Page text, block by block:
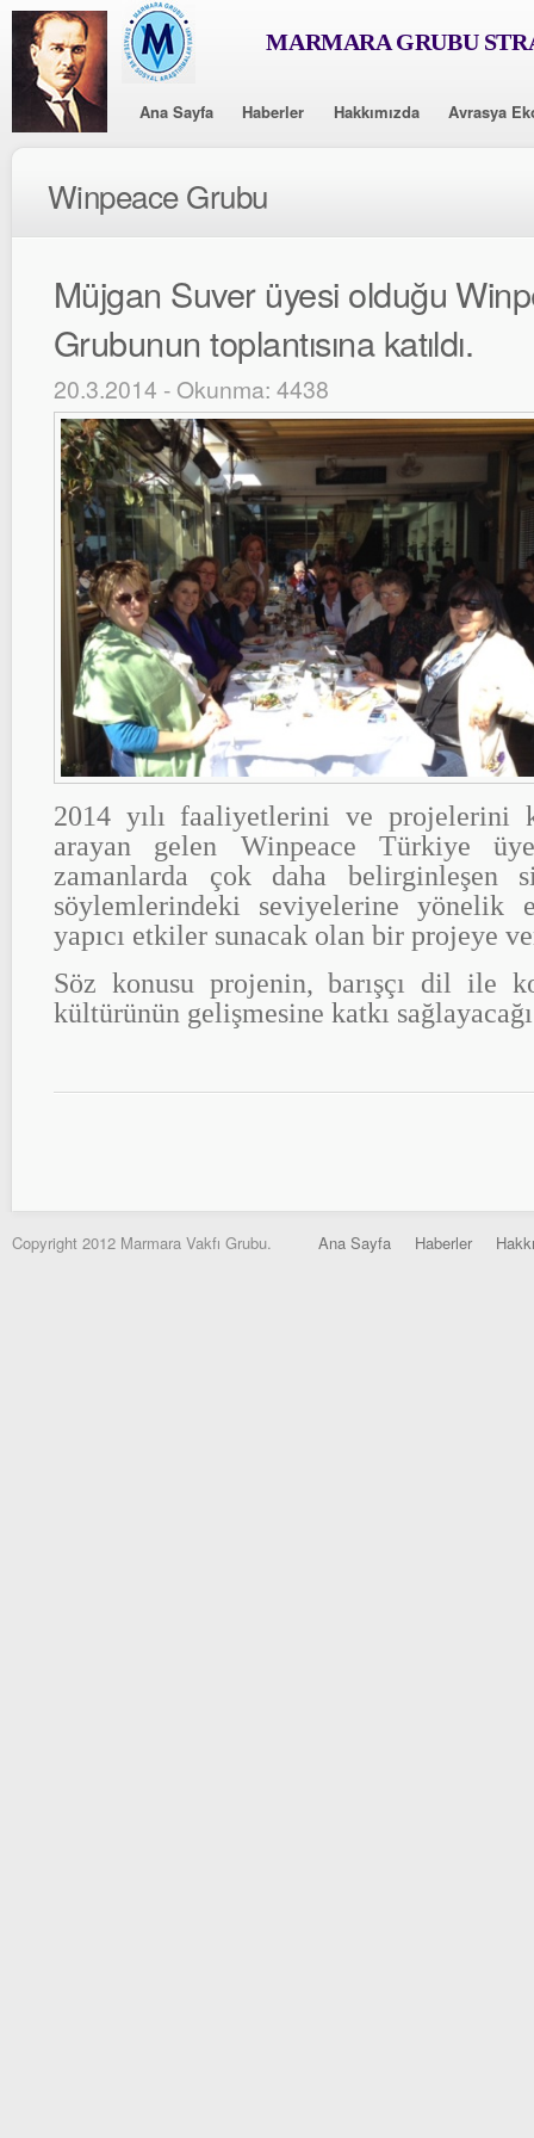
MARMARA GRUBU
Ana Sayfa Haberler Hakkımızda Avrasya
Winpeace Grubu
Müjgan Suver üyesi olduğu
Grubunun toplantısına katıldı.
20.3.2014 - Okunma: 4438
2014 yılı faaliyetlerini ve projelerini
arayan gelen Winpeace Türkiye
zamanlarda çok daha belirginleşen
söylemlerindeki seviyelerine yönelik
yapıcı etkiler sunacak olan bir projeye
Söz konusu projenin, barışçı dil ile
kültürünün gelişmesine katkı
Copyright 2012 Marmara Vakfı Grubu. Ana Sayfa Haberler